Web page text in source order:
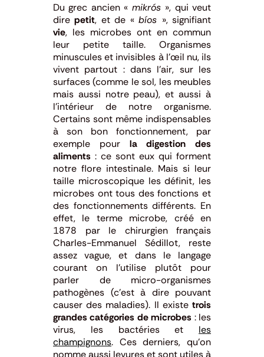
Du grec ancien « mikrós », qui veut
direpetit, et de «bíos », signifiant
vie, les microbes ont en commun
leur petite taille. Organismes
minuscules et invisibles à l’œil nu, ils
vivent partout : dans l’air, sur les
surfaces (comme le sol, les meubles
mais aussi notre peau), et aussi à
l’intérieur de notre organisme.
Certains sont même indispensables
à son bon fonctionnement, par
exemple pour la digestion des
aliments : ce sont eux qui forment
notre flore intestinale. Mais si leur
taille microscopique les définit, les
microbes ont tous des fonctions et
des fonctionnements différents. En
effet, le terme microbe, créé en
1878 par le chirurgien français
Charles-Emmanuel Sédillot, reste
assez vague, et dans le langage
courant on l’utilise plutôt pour
parler de micro-organismes
pathogènes (c’est à dire pouvant
causer des maladies). Il existe trois
grandes catégories de microbes : les
virus, les bactéries et les
champignons. Ces derniers, qu’on
nomme aussi levures et sont utiles à